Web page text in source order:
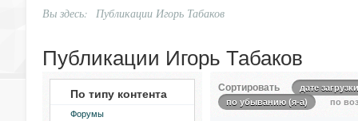
Вы здесь: Публикации Игорь Табаков
Публикации Игорь Табаков
По типу контента
Форумы
Сортировать
дате загрузки
по убыванию (я-а)
по